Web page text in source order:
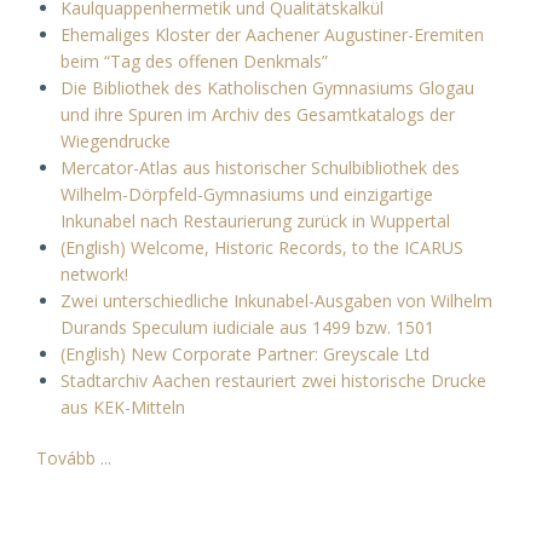
Kaulquappenhermetik und Qualitätskalkül
Ehemaliges Kloster der Aachener Augustiner-Eremiten
beim “Tag des offenen Denkmals”
Die Bibliothek des Katholischen Gymnasiums Glogau
und ihre Spuren im Archiv des Gesamtkatalogs der
Wiegendrucke
Mercator-Atlas aus historischer Schulbibliothek des
Wilhelm-Dörpfeld-Gymnasiums und einzigartige
Inkunabel nach Restaurierung zurück in Wuppertal
(English) Welcome, Historic Records, to the ICARUS
network!
Zwei unterschiedliche Inkunabel-Ausgaben von Wilhelm
Durands Speculum iudiciale aus 1499 bzw. 1501
(English) New Corporate Partner: Greyscale Ltd
Stadtarchiv Aachen restauriert zwei historische Drucke
aus KEK-Mitteln
Tovább ...